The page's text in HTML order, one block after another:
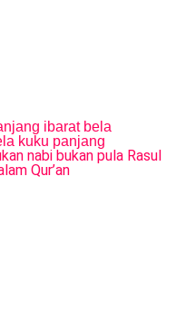
ibarat bela
kuku panjang